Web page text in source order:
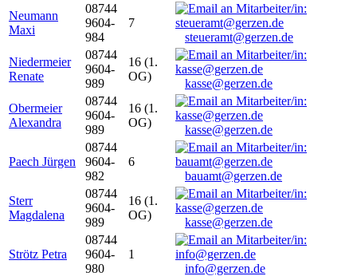
Neumann
Maxi
08744
9604-
984
7
steueramt@gerzen.de
Niedermeier
Renate
08744
9604-
989
16 (1.
OG)
kasse@gerzen.de
Obermeier
Alexandra
08744
9604-
989
16 (1.
OG)
kasse@gerzen.de
Paech Jürgen
08744
9604-
982
6
bauamt@gerzen.de
Sterr
Magdalena
08744
9604-
989
16 (1.
OG)
kasse@gerzen.de
Strötz Petra
08744
9604-
980
1
info@gerzen.de